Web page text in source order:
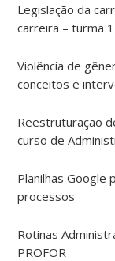
Legislação da
carreira – turma 1
Violência de
conceitos e
Reestruturação
curso de
Planilhas Google
processos
Rotinas
PROFOR